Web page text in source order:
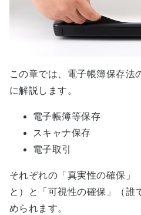
この章では、電子帳簿保存法
に解説します。
電子帳簿等保存
スキャナ保存
電子取引
それぞれの「真実性の確保」
と）と「可視性の確保」（誰
められます。